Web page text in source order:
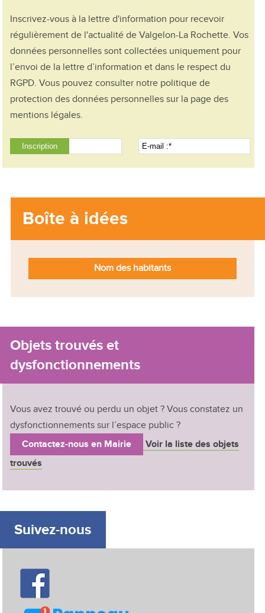
Inscrivez-vous à la lettre d'information pour recevoir
régulièrement de l'actualité de Valgelon-La Rochette. Vos
données personnelles sont collectées uniquement pour
l’envoi de la lettre d’information et dans le respect du
RGPD. Vous pouvez consulter notre politique de
protection des données personnelles sur la page des
mentions légales.
Boîte à idées
Nom des habitants
Objets trouvés et
dysfonctionnements
Vous avez trouvé ou perdu un objet ? Vous constatez un
dysfonctionnements sur l’espace public ?
Contactez-nous en Mairie
Voir la liste des objets
trouvés
Suivez-nous